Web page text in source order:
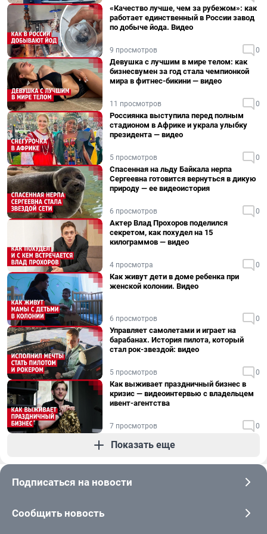
«Качество лучше, чем за рубежом»: как
работает единственный в России завод
по добыче йода. Видео
9 просмотров 0
Девушка с лучшим в мире телом: как
бизнесвумен за год стала чемпионкой
мира в фитнес-бикини — видео
11 просмотров 0
Россиянка выступила перед полным
стадионом в Африке и украла улыбку
президента — видео
5 просмотров 0
Спасенная на льду Байкала нерпа
Сергеевна готовится вернуться в дикую
природу — ее видеоистория
6 просмотров 0
Актер Влад Прохоров поделился
секретом, как похудел на 15
килограммов — видео
4 просмотра 0
Как живут дети в доме ребенка при
женской колонии. Видео
6 просмотров 0
Управляет самолетами и играет на
барабанах. История пилота, который
стал рок-звездой: видео
5 просмотров 0
Как выживает праздничный бизнес в
кризис — видеоинтервью с владельцем
ивент-агентства
7 просмотров 0
Показать еще
Подписаться на новости
Сообщить новость